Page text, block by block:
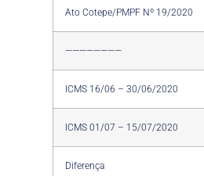
Ato Cotepe/PMPF Nº 19/2020
————————
ICMS 16/06 – 30/06/2020
ICMS 01/07 – 15/07/2020
Diferença